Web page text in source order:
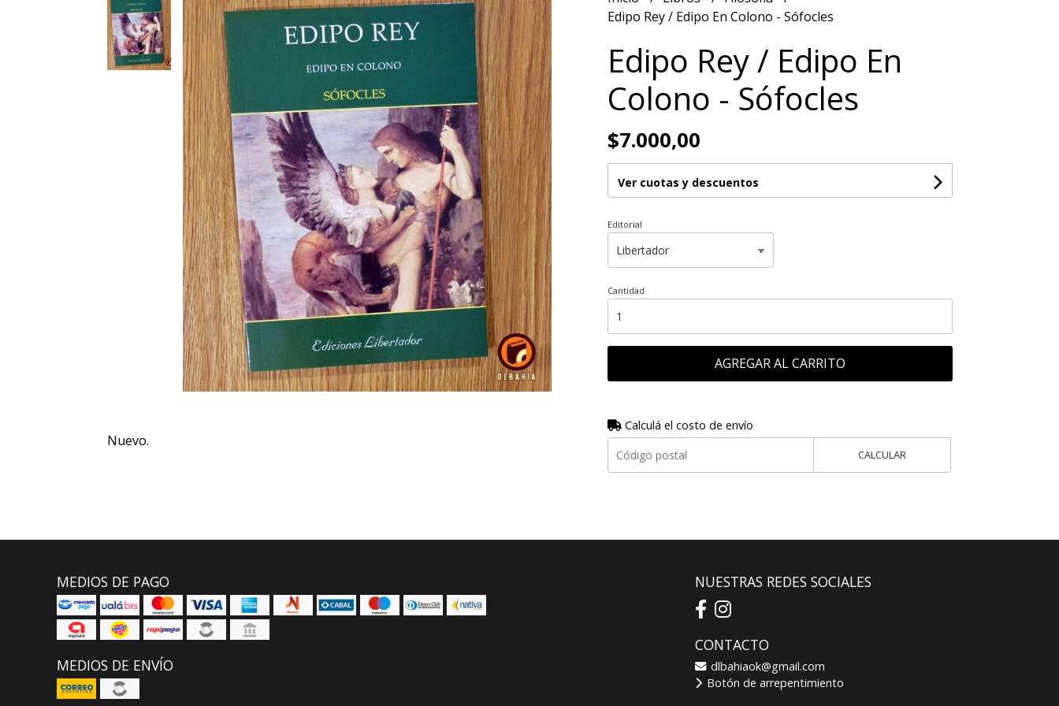
Nuevo.
Edipo Rey / Edipo En Colono - Sófocles
Edipo Rey / Edipo En
Colono - Sófocles
$7.000,00
Ver cuotas y descuentos
Editorial
Cantidad
AGREGAR AL CARRITO
Calculá el costo de envío
CALCULAR
MEDIOS DE PAGO
MEDIOS DE ENVÍO
NUESTRAS REDES SOCIALES
CONTACTO
dlbahiaok@gmail.com
Botón de arrepentimiento